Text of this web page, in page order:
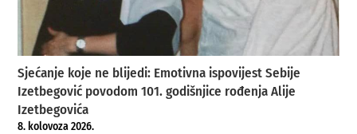
Sjećanje koje ne blijedi: Emotivna ispovijest Sebije
Izetbegović povodom 101. godišnjice rođenja Alije
Izetbegovića
8. kolovoza 2026.